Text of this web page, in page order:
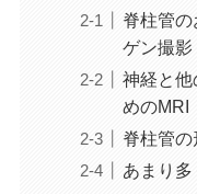
脊柱管の
ゲン撮影
神経と他
めのMRI
脊柱管
あまり